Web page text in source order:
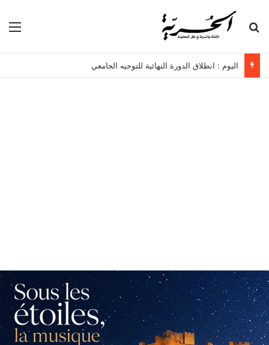
بحث عن
اليوم : انطلاق الدورة النهائية للتوجيه الجامعي